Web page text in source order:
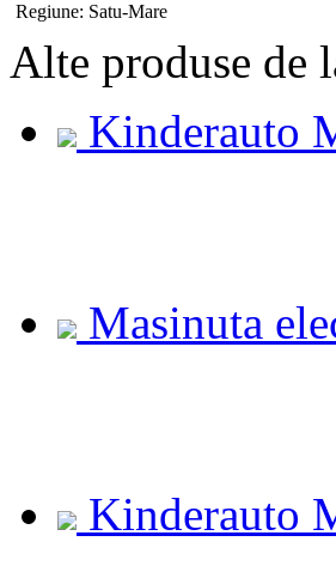
Regiune: Satu-Mare
Alte produse de
Kinderauto
Masinuta
Kinderauto